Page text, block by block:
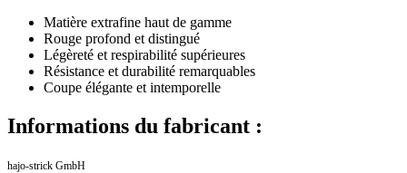
Matière extrafine haut de gamme
Rouge profond et distingué
Légèreté et respirabilité supérieures
Résistance et durabilité remarquables
Coupe élégante et intemporelle
Informations du fabricant :
hajo-strick GmbH